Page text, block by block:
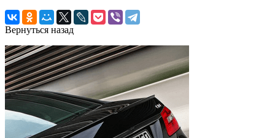
Вернуться назад